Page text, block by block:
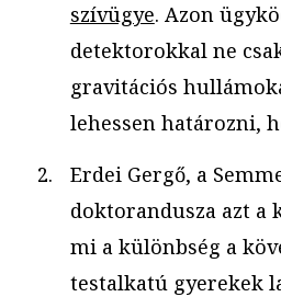
szívügye. Azon
detektorokkal ne
gravitációs
lehessen határozni,
Erdei Gergő, a
doktorandusza azt a
mi a különbség a
testalkatú gyerekek